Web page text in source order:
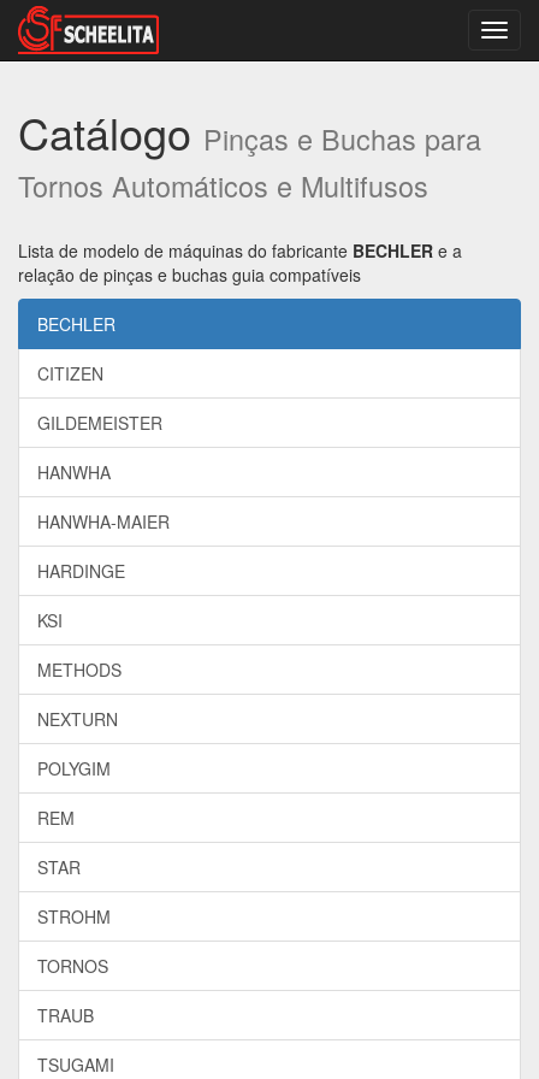
Catálogo Pinças e Buchas para
Tornos Automáticos e Multifusos
Lista de modelo de máquinas do fabricante BECHLER e a
relação de pinças e buchas guia compatíveis
BECHLER
CITIZEN
GILDEMEISTER
HANWHA
HANWHA-MAIER
HARDINGE
KSI
METHODS
NEXTURN
POLYGIM
REM
STAR
STROHM
TORNOS
TRAUB
TSUGAMI